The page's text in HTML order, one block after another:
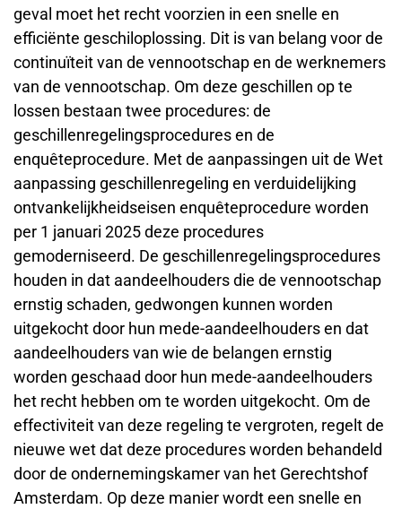
geval moet het recht voorzien in een snelle en
efficiënte geschiloplossing. Dit is van belang voor de
continuïteit van de vennootschap en de werknemers
van de vennootschap. Om deze geschillen op te
lossen bestaan twee procedures: de
geschillenregelingsprocedures en de
enquêteprocedure. Met de aanpassingen uit de Wet
aanpassing geschillenregeling en verduidelijking
ontvankelijkheidseisen enquêteprocedure worden
per 1 januari 2025 deze procedures
gemoderniseerd. De geschillenregelingsprocedures
houden in dat aandeelhouders die de vennootschap
ernstig schaden, gedwongen kunnen worden
uitgekocht door hun mede-aandeelhouders en dat
aandeelhouders van wie de belangen ernstig
worden geschaad door hun mede-aandeelhouders
het recht hebben om te worden uitgekocht. Om de
effectiviteit van deze regeling te vergroten, regelt de
nieuwe wet dat deze procedures worden behandeld
door de ondernemingskamer van het Gerechtshof
Amsterdam. Op deze manier wordt een snelle en